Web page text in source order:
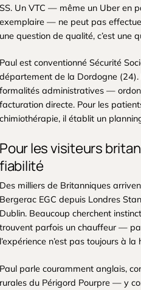
Un VTC — même un Uber en
— ne peut pas
question de qualité, c’est une
est conventionné Sécurité
de la Dordogne (24).
administratives —
directe. Pour les
il établit un
les visiteurs
milliers de Britanniques
EGC depuis Londres
Beaucoup cherchent
parfois un chauffeur —
n’est pas toujours à
parle couramment anglais,
du Périgord Pourpre — y